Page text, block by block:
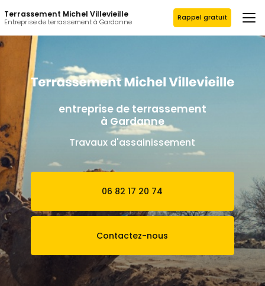
au
contenu
principal
Terrassement Michel Villevieille
Entreprise de terrassement à Gardanne Rappel gratuit
entreprise de terrassement
à Gardanne
Travaux d'assainissement
06 82 17 20 74
Contactez-nous